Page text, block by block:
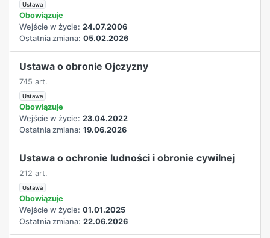
Ustawa
Obowiązuje
Wejście w życie: 24.07.2006
Ostatnia zmiana: 05.02.2026
Ustawa o obronie Ojczyzny
745 art.
Ustawa
Obowiązuje
Wejście w życie: 23.04.2022
Ostatnia zmiana: 19.06.2026
Ustawa o ochronie ludności i obronie cywilnej
212 art.
Ustawa
Obowiązuje
Wejście w życie: 01.01.2025
Ostatnia zmiana: 22.06.2026